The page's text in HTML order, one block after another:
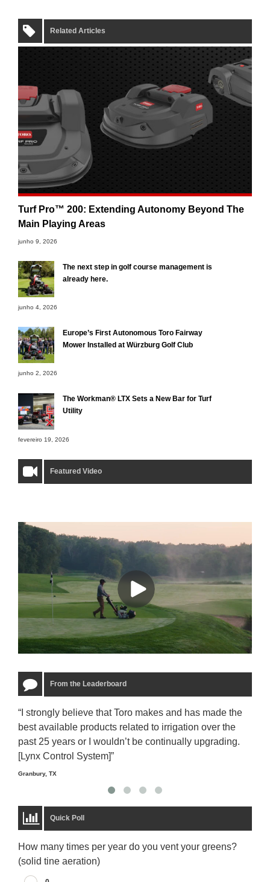
Related Articles
Turf Pro™ 200: Extending Autonomy Beyond The
Main Playing Areas
junho 9, 2026
The next step in golf course management is
already here.
junho 4, 2026
Europe’s First Autonomous Toro Fairway
Mower Installed at Würzburg Golf Club
junho 2, 2026
The Workman® LTX Sets a New Bar for Turf
Utility
fevereiro 19, 2026
Featured Video
From the Leaderboard
“I strongly believe that Toro makes and has made the
best available products related to irrigation over the
past 25 years or I wouldn’t be continually upgrading.
[Lynx Control System]”
Granbury, TX
Quick Poll
How many times per year do you vent your greens?
(solid tine aeration)